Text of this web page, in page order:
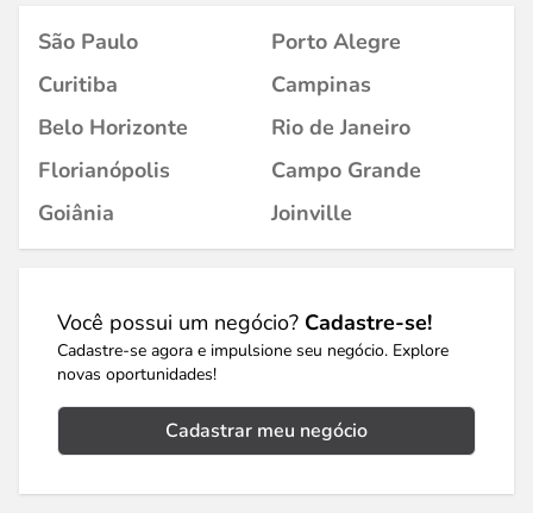
São Paulo
Porto Alegre
Curitiba
Campinas
Belo Horizonte
Rio de Janeiro
Florianópolis
Campo Grande
Goiânia
Joinville
Você possui um negócio? Cadastre-se!
Cadastre-se agora e impulsione seu negócio. Explore
novas oportunidades!
Cadastrar meu negócio